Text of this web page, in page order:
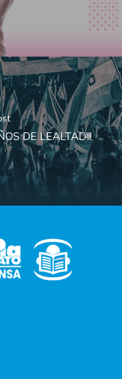
DE LEALTAD!!!